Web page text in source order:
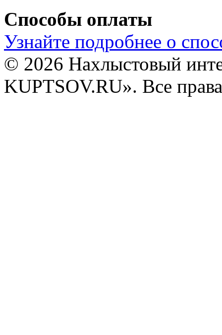
Способы оплаты
Узнайте подробнее о
© 2026 Нахлыстовый
KUPTSOV.RU». Все